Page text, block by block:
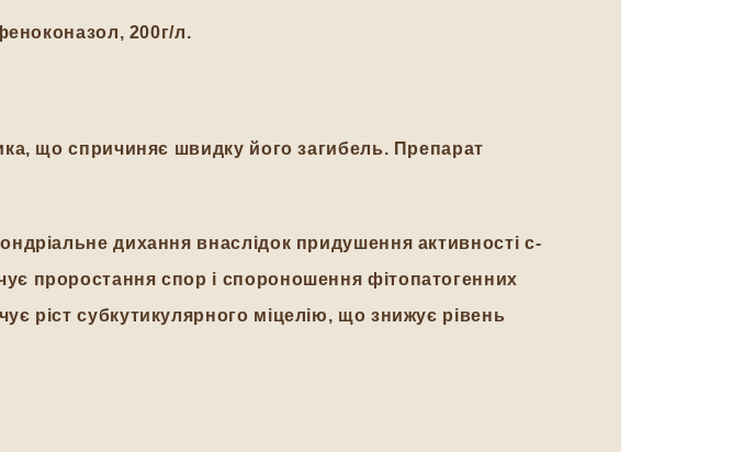
200г/л.
що спричиняє швидку його загибель. Препарат
дихання внаслідок придушення активності с-
проростання спор і спороношення фітопатогенних
ріст субкутикулярного міцелію, що знижує рівень